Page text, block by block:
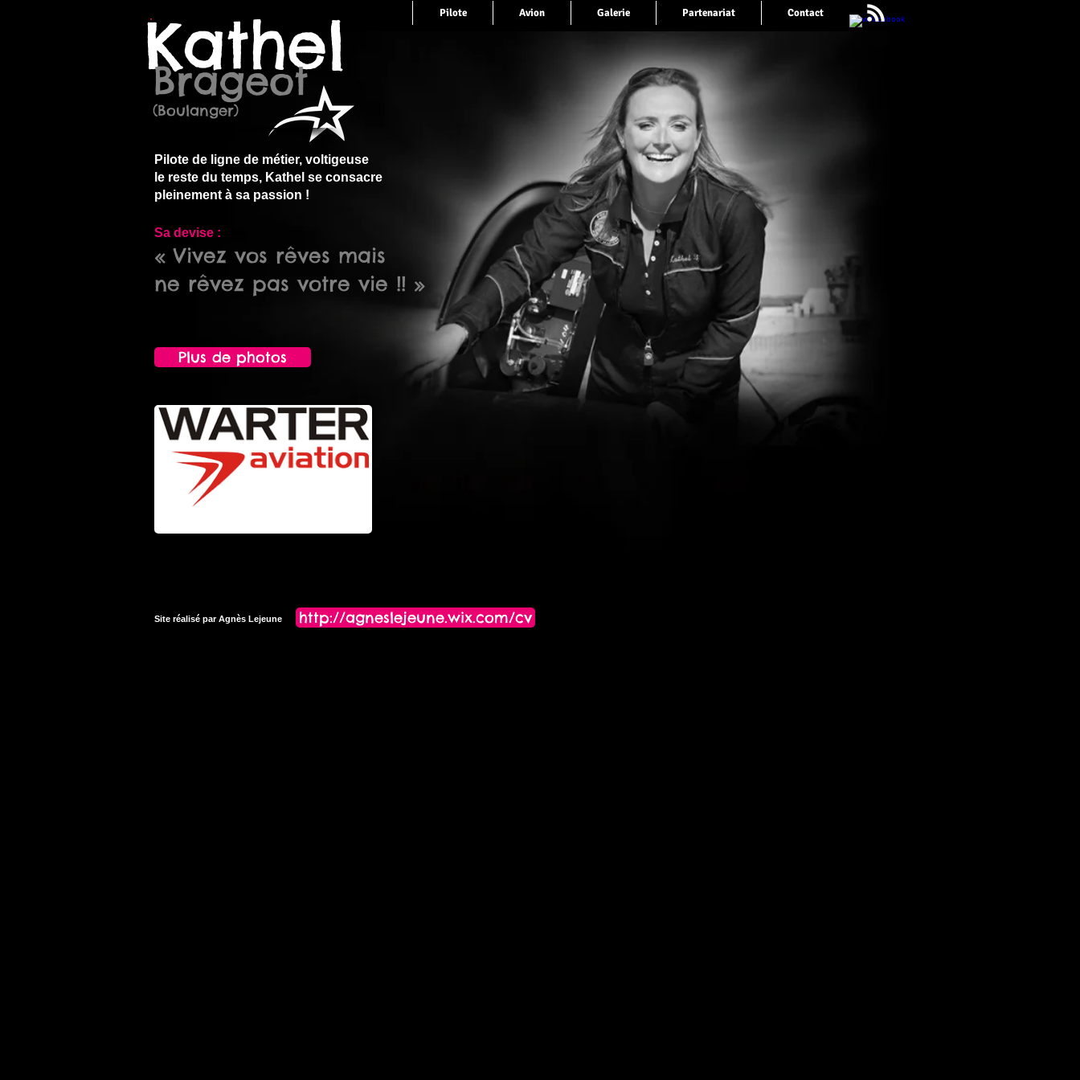
Pilote Avion Galerie Partenariat Contact
Kathel
Brageot
(Boulanger)
Plus de photos
​Pilote de ligne de métier, voltigeuse
le reste du temps, Kathel se consacre
pleinement à sa passion !
Sa devise :
« Vivez vos rêves mais
ne rêvez pas votre vie !! »
Site réalisé par Agnès Lejeune http://agneslejeune.wix.com/cv